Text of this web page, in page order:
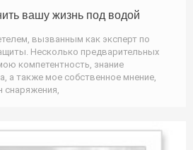
вашу жизнь под водой
вызванным как эксперт по
Несколько предварительных
компетентность, знание
а также мое собственное мнение,
снаряжения,